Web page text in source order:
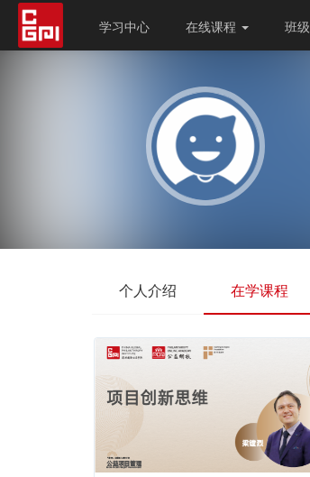
学习中心 在线课程 班级
个人介绍 在学课程